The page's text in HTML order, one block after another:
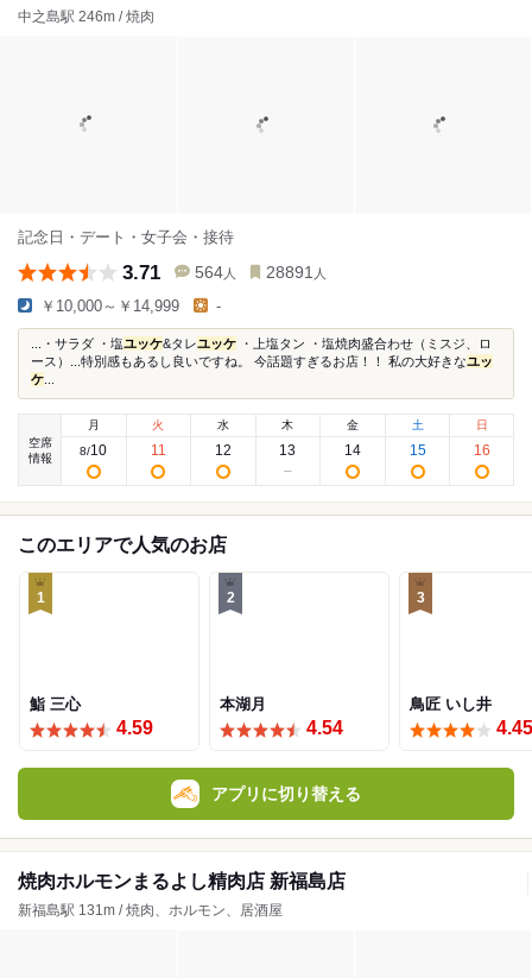
中之島駅 246m / 焼肉
記念日・デート・女子会・接待
3.71 564 人 28891 人
￥10,000～￥14,999 -
...・サラダ ・塩ユッケ&タレユッケ ・上塩タン ・塩焼肉盛合わせ（ミスジ、ロ
ース）...特別感もあるし良いですね。 今話題すぎるお店！！ 私の大好きなユッ
ケ
空席
情報
月
8/10
火
11
水
12
木
13
金
14
土
15
日
16
このエリアで人気のお店
1
鮨 三心
4.59
2
本湖月
4.54
3
鳥匠 いし井
4.45
アプリに切り替える
焼肉ホルモンまるよし精肉店 新福島店
新福島駅 131m / 焼肉、ホルモン、居酒屋